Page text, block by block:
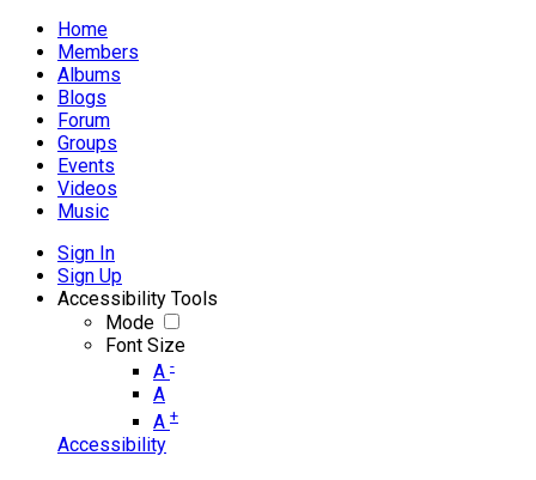
Home
Members
Albums
Blogs
Forum
Groups
Events
Videos
Music
Sign In
Sign Up
Accessibility Tools
Mode
Font Size
A -
A
A +
Accessibility